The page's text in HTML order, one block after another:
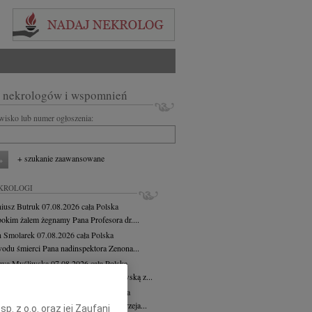
nekrologów i wspomnień
lub numer ogłoszenia:
+ szukanie zaawansowane
Butruk 07.08.2026cała Polska
żalem żegnamy Pana Profesora dr....
Smolarek 07.08.2026cała Polska
śmierci Pana nadinspektora Zenona...
Myśliwska07.08.2026cała Polska
żalem żegnamy Wacławę Myśliwską z...
cała Polska
smutkiem i żalem żegnamy Andrzeja...
z o.o. oraz jej Zaufani